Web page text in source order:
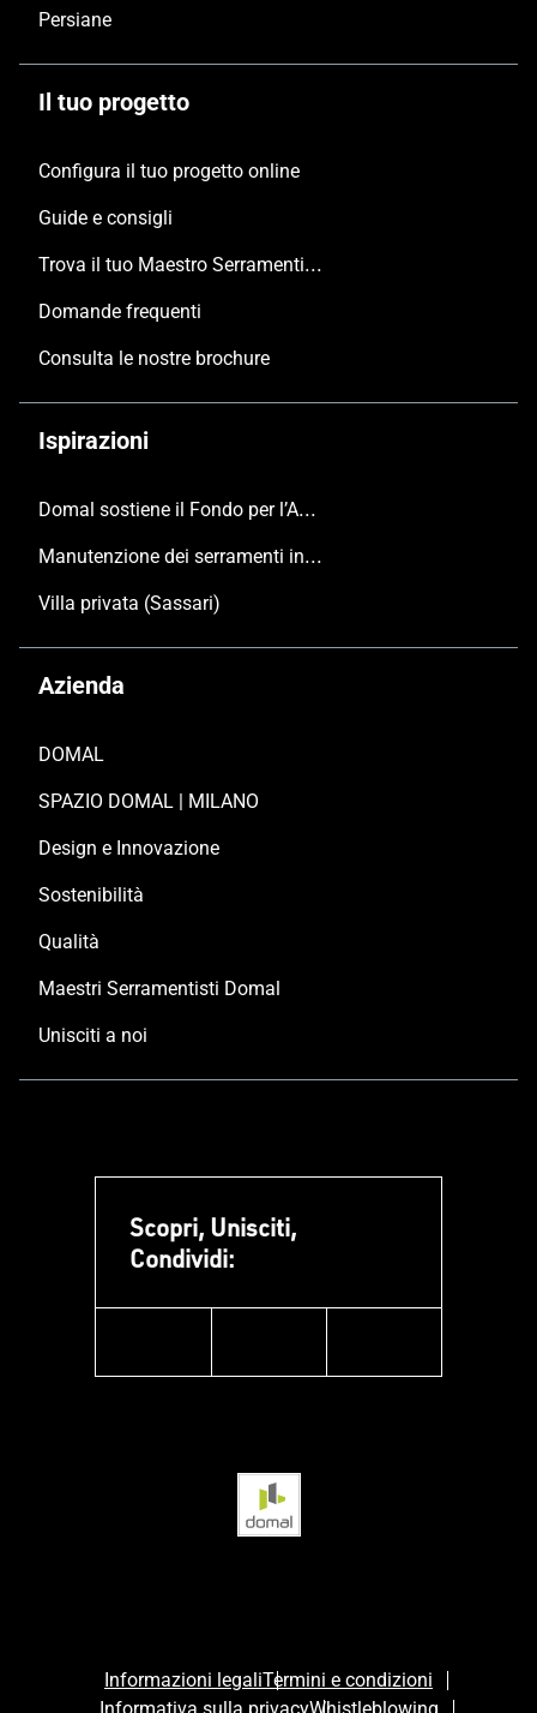
Persiane
Il tuo progetto
Configura il tuo progetto online
Guide e consigli
Trova il tuo Maestro Serramentista Domal
Domande frequenti
Consulta le nostre brochure
Ispirazioni
Domal sostiene il Fondo per l’Ambiente Italiano anche per le Giornate FAI di Primavera 2024
Manutenzione dei serramenti in alluminio
Villa privata (Sassari)
Azienda
DOMAL
SPAZIO DOMAL | MILANO
Design e Innovazione
Sostenibilità
Qualità
Maestri Serramentisti Domal
Unisciti a noi
Scopri, Unisciti,
Condividi:
Informazioni legaliTermini e condizioni